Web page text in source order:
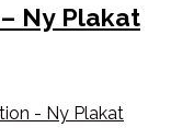
Ny Plakat